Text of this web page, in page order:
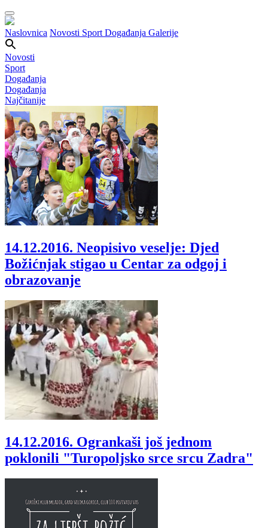
Naslovnica Novosti Sport Događanja Galerije
Novosti
Sport
Događanja
Događanja
Najčitanije
14.12.2016. Neopisivo veselje: Djed
Božićnjak stigao u Centar za odgoj i
obrazovanje
14.12.2016. Ogrankaši još jednom
poklonili "Turopoljsko srce srcu Zadra"